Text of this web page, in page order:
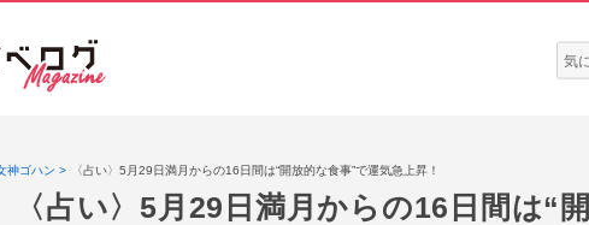
検
索:
神ゴハン 〈占い〉5月29日満月からの16日間は“開放的な食事”で運気急上昇！
〈占い〉5月29日満月からの16日間は“